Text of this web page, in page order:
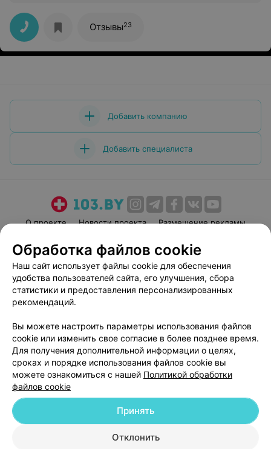
Медкомиссия затянется минимум на 2 дня.
Наплевательское отношение к посетителям
Отзывы23
Добавить компанию
Добавить специалиста
О проекте Новости проекта
Размещение рекламы
Пользовательское соглашение
Способы оплаты
Вакансии
Партнеры
Написать руководителю 103.by
Персональные настройки cookie
Обработка персональных данных
© 2026 ООО «Артокс Лаб», УНП 191700409| 220012, Республика Беларусь,
г. Минск, улица Толбухина, 2, пом. 16 | help@103.by
Обработка файлов cookie
Наш сайт использует файлы cookie для обеспечения
удобства пользователей сайта, его улучшения, сбора
статистики и предоставления персонализированных
рекомендаций.
Вы можете настроить параметры использования файлов
cookie или изменить свое согласие в более позднее время.
Для получения дополнительной информации о целях,
сроках и порядке использования файлов cookie вы
можете ознакомиться с нашей Политикой обработки
файлов cookie
Отклонить
Принять